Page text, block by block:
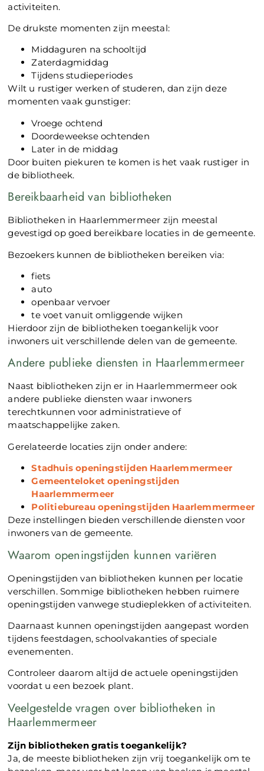
activiteiten.
De drukste momenten zijn meestal:
Middaguren na schooltijd
Zaterdagmiddag
Tijdens studieperiodes
Wilt u rustiger werken of studeren, dan zijn deze
momenten vaak gunstiger:
Vroege ochtend
Doordeweekse ochtenden
Later in de middag
Door buiten piekuren te komen is het vaak rustiger in
de bibliotheek.
Bereikbaarheid van bibliotheken
Bibliotheken in Haarlemmermeer zijn meestal
gevestigd op goed bereikbare locaties in de gemeente.
Bezoekers kunnen de bibliotheken bereiken via:
fiets
auto
openbaar vervoer
te voet vanuit omliggende wijken
Hierdoor zijn de bibliotheken toegankelijk voor
inwoners uit verschillende delen van de gemeente.
Andere publieke diensten in Haarlemmermeer
Naast bibliotheken zijn er in Haarlemmermeer ook
andere publieke diensten waar inwoners
terechtkunnen voor administratieve of
maatschappelijke zaken.
Gerelateerde locaties zijn onder andere:
Stadhuis openingstijden Haarlemmermeer
Gemeenteloket openingstijden
Haarlemmermeer
Politiebureau openingstijden Haarlemmermeer
Deze instellingen bieden verschillende diensten voor
inwoners van de gemeente.
Waarom openingstijden kunnen variëren
Openingstijden van bibliotheken kunnen per locatie
verschillen. Sommige bibliotheken hebben ruimere
openingstijden vanwege studieplekken of activiteiten.
Daarnaast kunnen openingstijden aangepast worden
tijdens feestdagen, schoolvakanties of speciale
evenementen.
Controleer daarom altijd de actuele openingstijden
voordat u een bezoek plant.
Veelgestelde vragen over bibliotheken in
Haarlemmermeer
Zijn bibliotheken gratis toegankelijk?
Ja, de meeste bibliotheken zijn vrij toegankelijk om te